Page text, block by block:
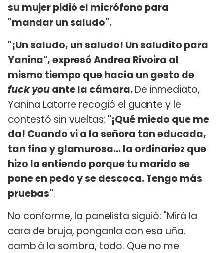
su mujer pidió el micrófono para
"mandar un saludo".
"¡Un saludo, un saludo! Un saludito para
Yanina", expresó Andrea Rivoira al
mismo tiempo que hacía un gesto de
fuck youante la cámara.De inmediato,
Yanina Latorre recogió el guante y le
contestó sin vueltas: "¡Qué miedo que me
da! Cuando vi a la señora tan educada,
tan fina y glamurosa... la ordinariez que
hizo la entiendo porque tu marido se
pone en pedo y se descoca. Tengo más
pruebas".
No conforme, la panelista siguió: "Mirá la
cara de bruja, ponganla con esa uña,
cambiá la sombra, todo. Que no me